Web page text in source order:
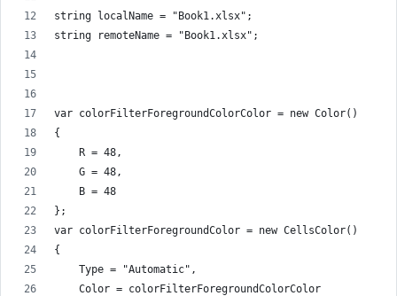
string localName = "Book1.xlsx";
string remoteName = "Book1.xlsx";
var colorFilterForegroundColorColor = new Color()
{
    R = 48,
    G = 48,
    B = 48
};
var colorFilterForegroundColor = new CellsColor()
{
    Type = "Automatic",
    Color = colorFilterForegroundColorColor